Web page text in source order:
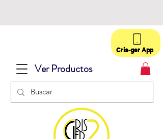
Ver Productos
Cris-ger App